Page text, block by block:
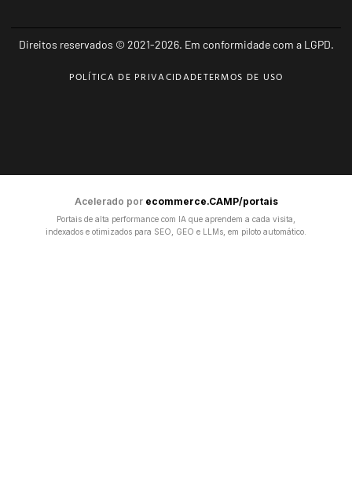
Direitos reservados © 2021-2026. Em conformidade com a LGPD.
POLÍTICA DE PRIVACIDADETERMOS DE USO
Acelerado por ecommerce.CAMP/portais
Portais de alta performance com IA que aprendem a cada visita,
indexados e otimizados para SEO, GEO e LLMs, em piloto automático.